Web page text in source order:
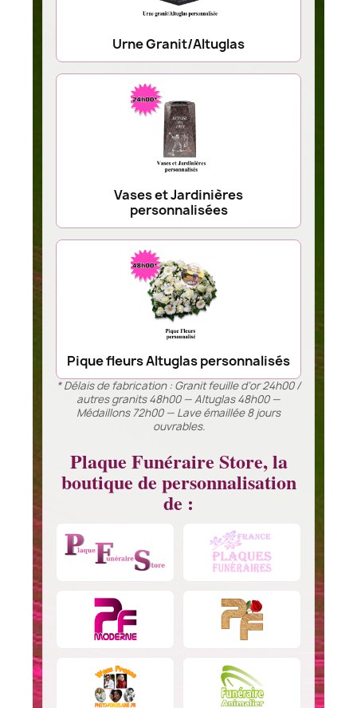
Urne Granit/Altuglas
Vases et Jardinières
personnalisées
Pique fleurs Altuglas personnalisés
* Délais de fabrication : Granit feuille d’or 24h00 /
autres granits 48h00 — Altuglas 48h00 —
Médaillons 72h00 — Lave émaillée 8 jours
ouvrables.
Plaque Funéraire Store, la
boutique de personnalisation
de :